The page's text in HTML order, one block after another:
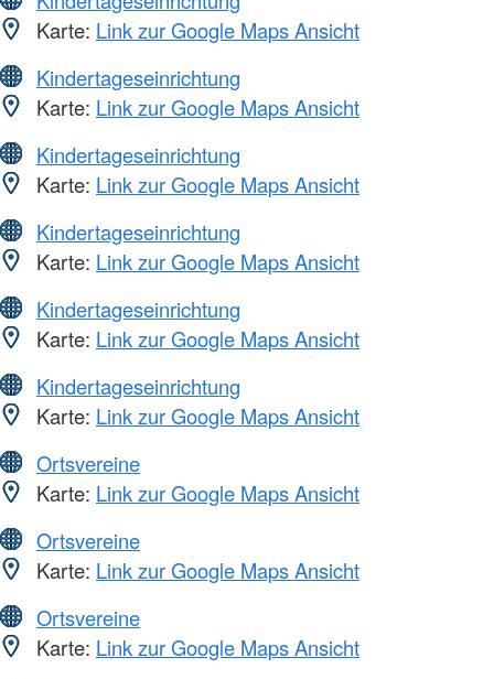
Karte: Link zur Google Maps Ansicht
Kindertageseinrichtung
Karte: Link zur Google Maps Ansicht
Kindertageseinrichtung
Karte: Link zur Google Maps Ansicht
Kindertageseinrichtung
Karte: Link zur Google Maps Ansicht
Kindertageseinrichtung
Karte: Link zur Google Maps Ansicht
Kindertageseinrichtung
Karte: Link zur Google Maps Ansicht
Ortsvereine
Karte: Link zur Google Maps Ansicht
Ortsvereine
Karte: Link zur Google Maps Ansicht
Ortsvereine
Karte: Link zur Google Maps Ansicht